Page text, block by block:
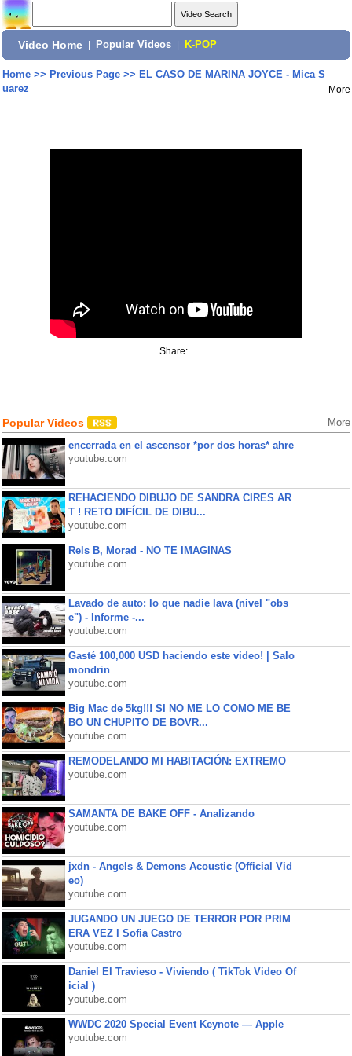
Video Home Popular Videos K-POP
Home>> Previous Page>> EL CASO DE MARINA JOYCE - Mica S
uarez
More
Share:
Popular Videos More
encerrada en el ascensor *por dos horas* ahre
youtube.com
REHACIENDO DIBUJO DE SANDRA CIRES AR
T ! RETO DIFÍCIL DE DIBU...
youtube.com
Rels B, Morad - NO TE IMAGINAS
youtube.com
Lavado de auto: lo que nadie lava (nivel "obs
e") - Informe -...
youtube.com
Gasté 100,000 USD haciendo este video! | Salo
mondrin
youtube.com
Big Mac de 5kg!!! SI NO ME LO COMO ME BE
BO UN CHUPITO DE BOVR...
youtube.com
REMODELANDO MI HABITACIÓN: EXTREMO
youtube.com
SAMANTA DE BAKE OFF - Analizando
youtube.com
jxdn - Angels & Demons Acoustic (Official Vid
eo)
youtube.com
JUGANDO UN JUEGO DE TERROR POR PRIM
ERA VEZ l Sofia Castro
youtube.com
Daniel El Travieso - Viviendo ( TikTok Video Of
icial )
youtube.com
WWDC 2020 Special Event Keynote — Apple
youtube.com